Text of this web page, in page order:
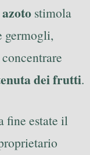
azoto stimola
germogli,
dei frutti.
fine estate il